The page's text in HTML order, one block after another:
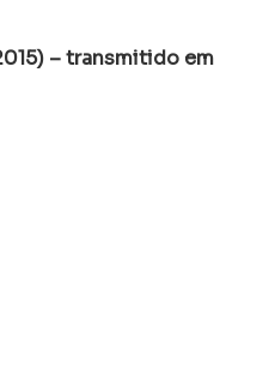
– transmitido em